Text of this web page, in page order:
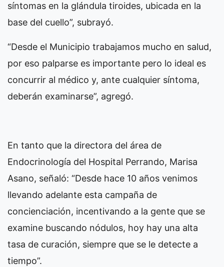
síntomas en la glándula tiroides, ubicada en la
base del cuello”, subrayó.
“Desde el Municipio trabajamos mucho en salud,
por eso palparse es importante pero lo ideal es
concurrir al médico y, ante cualquier síntoma,
deberán examinarse”, agregó.
En tanto que la directora del área de
Endocrinología del Hospital Perrando, Marisa
Asano, señaló: “Desde hace 10 años venimos
llevando adelante esta campaña de
concienciación, incentivando a la gente que se
examine buscando nódulos, hoy hay una alta
tasa de curación, siempre que se le detecte a
tiempo”.